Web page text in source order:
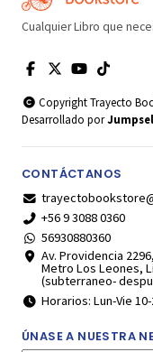
Cualquier Libro que
Copyright Trayecto
Desarrollado por
CONTÁCTANOS
+56 9 3088 0360
56930880360
Av. Providencia
Metro Los Leones,
(subterraneo-
Horarios: Lun-Vie
ÚNASE A NUESTRA